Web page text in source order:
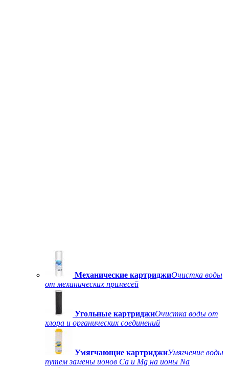
Механические картриджиОчистка воды
от механических примесей
Угольные картриджиОчистка воды от
хлора и органических соединений
Умягчающие картриджиУмягчение воды
путем замены ионов Ca и Mg на ионы Na